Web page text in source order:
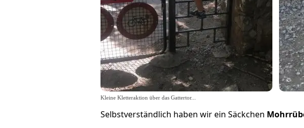
Kleine Kletteraktion über das Gattertor...
Selbstverständlich haben wir ein Säckchen